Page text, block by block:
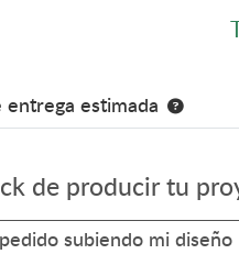
entrega estimada
de producir tu
subiendo mi diseño